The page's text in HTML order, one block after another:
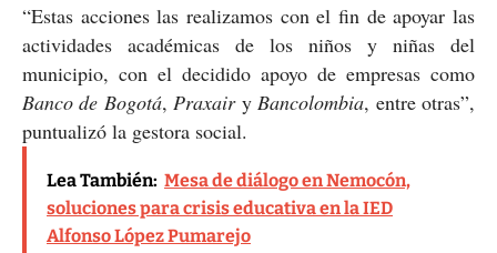
“Estas acciones las realizamos con el fin de apoyar las
actividades académicas de los niños y niñas del
municipio, con el decidido apoyo de empresas como
Banco de Bogotá, Praxairy Bancolombia, entre otras”,
puntualizó la gestora social.
Lea También: Mesa de diálogo en Nemocón,
soluciones para crisis educativa en la IED
Alfonso López Pumarejo